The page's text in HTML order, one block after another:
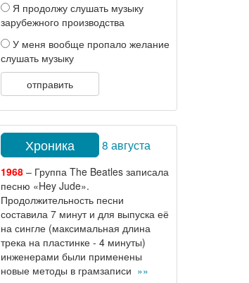
Я продолжу слушать музыку
зарубежного производства
У меня вообще пропало желание
слушать музыку
отправить
Хроника 8 августа
1968– Группа The Beatles записала
песню «Hey Jude».
Продолжительность песни
составила 7 минут и для выпуска её
на сингле (максимальная длина
трека на пластинке - 4 минуты)
инженерами были применены
новые методы в грамзаписи »»